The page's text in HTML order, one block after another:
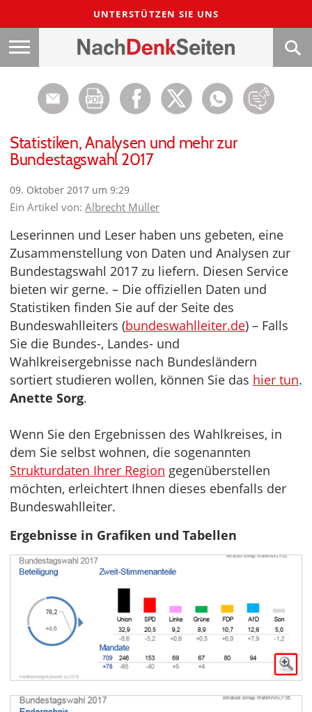
UNTERSTÜTZEN SIE UNS
Statistiken, Analysen und mehr zur
Bundestagswahl 2017
09. Oktober 2017 um 9:29
Ein Artikel von: Albrecht Müller
Leserinnen und Leser haben uns gebeten, eine
Zusammenstellung von Daten und Analysen zur
Bundestagswahl 2017 zu liefern. Diesen Service
bieten wir gerne. – Die offiziellen Daten und
Statistiken finden Sie auf der Seite des
Bundeswahlleiters (bundeswahlleiter.de) – Falls
Sie die Bundes-, Landes- und
Wahlkreisergebnisse nach Bundesländern
sortiert studieren wollen, können Sie das hier tun.
Anette Sorg.
Wenn Sie den Ergebnissen des Wahlkreises, in
dem Sie selbst wohnen, die sogenannten
Strukturdaten Ihrer Region gegenüberstellen
möchten, erleichtert Ihnen dieses ebenfalls der
Bundeswahlleiter.
Ergebnisse in Grafiken und Tabellen